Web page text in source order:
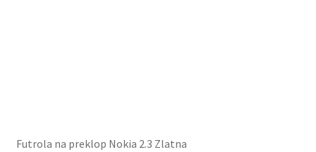
Futrola na preklop Nokia 2.3 Zlatna